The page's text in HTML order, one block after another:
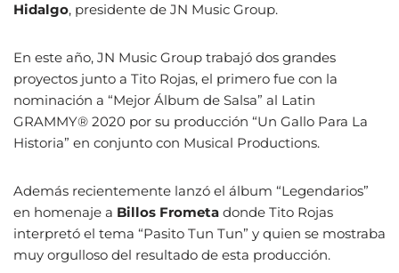
Hidalgo, presidente de JN Music Group.
En este año, JN Music Group trabajó dos grandes
proyectos junto a Tito Rojas, el primero fue con la
nominación a “Mejor Álbum de Salsa” al Latin
GRAMMY® 2020 por su producción “Un Gallo Para La
Historia” en conjunto con Musical Productions.
Además recientemente lanzó el álbum “Legendarios”
en homenaje a Billos Frometa donde Tito Rojas
interpretó el tema “Pasito Tun Tun” y quien se mostraba
muy orgulloso del resultado de esta producción.